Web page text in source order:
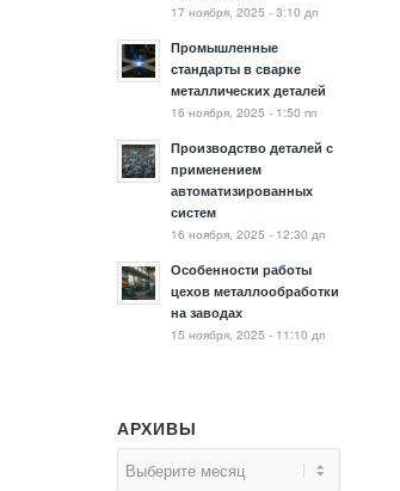
17 ноября, 2025 - 3:10 дп
Промышленные
стандарты в сварке
металлических деталей
16 ноября, 2025 - 1:50 пп
Производство деталей с
применением
автоматизированных
систем
16 ноября, 2025 - 12:30 дп
Особенности работы
цехов металлообработки
на заводах
15 ноября, 2025 - 11:10 дп
АРХИВЫ